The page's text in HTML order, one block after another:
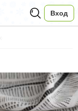
Вход